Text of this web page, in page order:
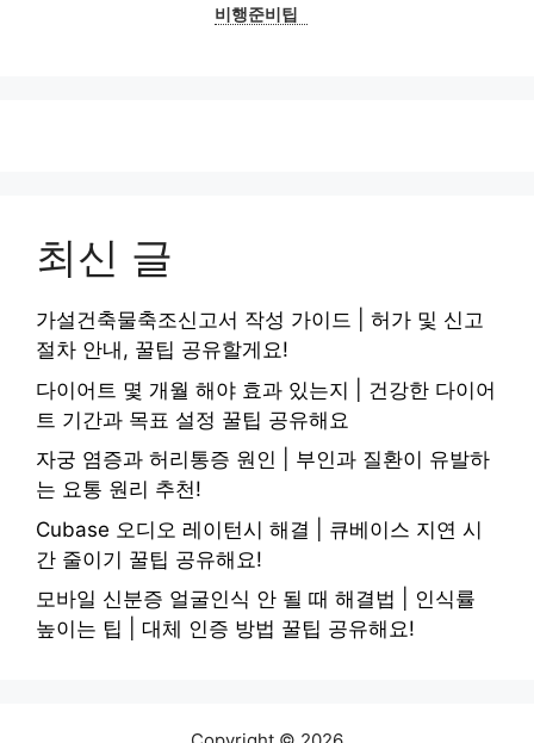
비행준비팁
최신 글
가설건축물축조신고서 작성 가이드 | 허가 및 신고
절차 안내, 꿀팁 공유할게요!
다이어트 몇 개월 해야 효과 있는지 | 건강한 다이어
트 기간과 목표 설정 꿀팁 공유해요
자궁 염증과 허리통증 원인 | 부인과 질환이 유발하
는 요통 원리 추천!
Cubase 오디오 레이턴시 해결 | 큐베이스 지연 시
간 줄이기 꿀팁 공유해요!
모바일 신분증 얼굴인식 안 될 때 해결법 | 인식률
높이는 팁 | 대체 인증 방법 꿀팁 공유해요!